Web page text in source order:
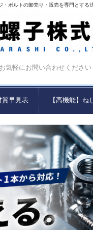
・ボルトの卸売り・販売を専門とする
気軽にお問い合わせくださ
質早見表 【高機能】ね